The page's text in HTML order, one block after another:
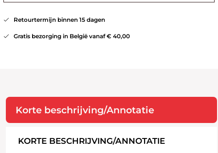
Retourtermijn binnen 15 dagen
Gratis bezorging in België vanaf € 40,00
Korte beschrijving/Annotatie
KORTE BESCHRIJVING/ANNOTATIE